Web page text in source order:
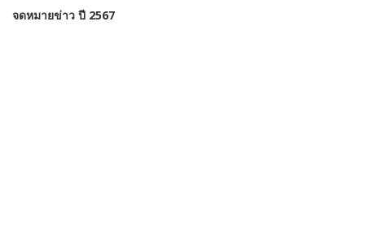
จดหมายข่าว ปี 2567